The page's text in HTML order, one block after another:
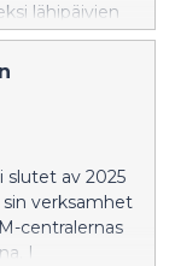
lähipäivien
slutet av 2025
sin verksamhet
centralernas
I